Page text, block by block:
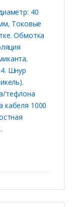
40
Токовые
Обмотка
Шнур
тефлона
кабеля 1000